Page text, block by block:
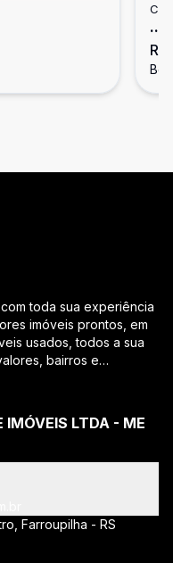
...
toda sua experiência
imóveis prontos, em
usados, todos a sua
bairros e
para responder-lhe
terrenos,
Quais
de Imóveis lhe
do imóvel através de
IMÓVEIS LTDA - ME
Farroupilha - RS